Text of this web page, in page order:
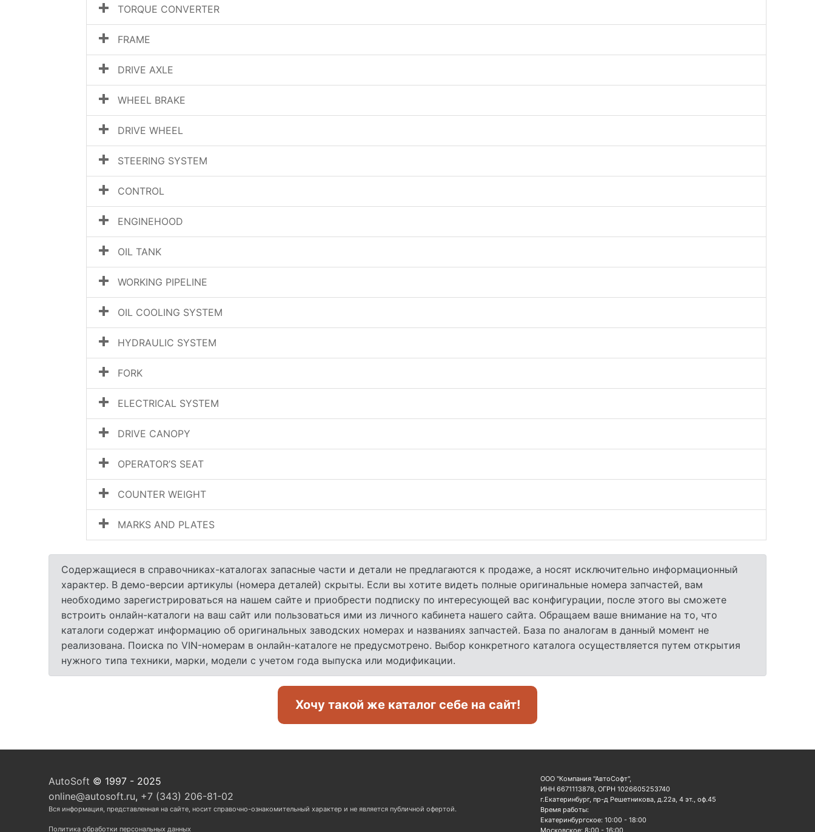
TORQUE CONVERTER
FRAME
DRIVE AXLE
WHEEL BRAKE
DRIVE WHEEL
STEERING SYSTEM
CONTROL
ENGINEHOOD
OIL TANK
WORKING PIPELINE
OIL COOLING SYSTEM
HYDRAULIC SYSTEM
FORK
ELECTRICAL SYSTEM
DRIVE CANOPY
OPERATOR’S SEAT
COUNTER WEIGHT
MARKS AND PLATES
Содержащиеся в справочниках-каталогах запасные части и детали не предлагаются к продаже, а носят исключительно информационный
характер. В демо-версии артикулы (номера деталей) скрыты. Если вы хотите видеть полные оригинальные номера запчастей, вам
необходимо зарегистрироваться на нашем сайте и приобрести подписку по интересующей вас конфигурации, после этого вы сможете
встроить онлайн-каталоги на ваш сайт или пользоваться ими из личного кабинета нашего сайта. Обращаем ваше внимание на то, что
каталоги содержат информацию об оригинальных заводских номерах и названиях запчастей. База по аналогам в данный момент не
реализована. Поиска по VIN-номерам в онлайн-каталоге не предусмотрено. Выбор конкретного каталога осуществляется путем открытия
нужного типа техники, марки, модели с учетом года выпуска или модификации.
Хочу такой же каталог себе на сайт!
AutoSoft © 1997 - 2025
online@autosoft.ru, +7 (343) 206-81-02
Вся информация, представленная на сайте, носит справочно-ознакомительный характер и не является публичной офертой.
Политика обработки персональных данных
ООО "Компания "АвтоСофт",
ИНН 6671113878, ОГРН 1026605253740
г.Екатеринбург, пр-д Решетникова, д.22а, 4 эт., оф.45
Время работы:
Екатеринбургское: 10:00 - 18:00
Московское: 8:00 - 16:00